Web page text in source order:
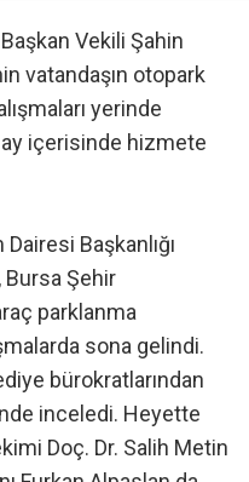
Vekili Şahin
vatandaşın otopark
yerinde
içerisinde hizmete
Başkanlığı
Şehir
parklanma
sona gelindi.
bürokratlarından
inceledi. Heyette
Doç. Dr. Salih Metin